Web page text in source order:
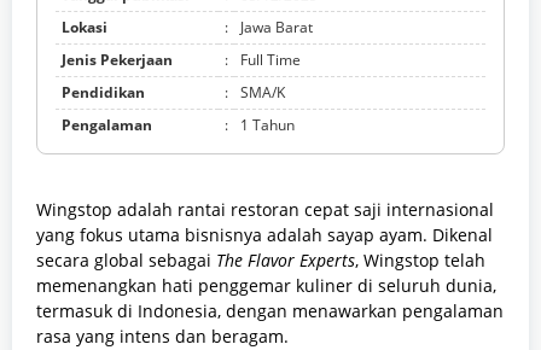
Lokasi
:
Jawa Barat
Jenis Pekerjaan
:
Full Time
Pendidikan
: SMA/K
Pengalaman
: 1 Tahun
Wingstop adalah rantai restoran cepat saji internasional
yang fokus utama bisnisnya adalah sayap ayam. Dikenal
secara global sebagai The Flavor Experts, Wingstop telah
memenangkan hati penggemar kuliner di seluruh dunia,
termasuk di Indonesia, dengan menawarkan pengalaman
rasa yang intens dan beragam.